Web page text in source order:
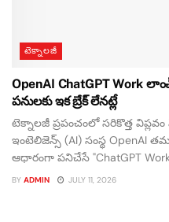
టెక్నాలజీ
OpenAI ChatGPT Work
పనులకు ఇక బ్రేక్ లేనట్లే
టెక్నాలజీ ప్రపంచంలో సరికొత్త
ఇంటెలిజెన్స్ (AI) సంస్థ OpenAI
ఆధారంగా పనిచేసే "ChatGPT
BY ADMIN JULY 11, 2026